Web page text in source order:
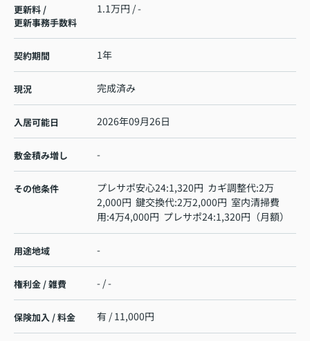
更新料 /
更新事務手数料
1.1万円 / -
契約期間 1年
現況 完成済み
入居可能日 2026年09月26日
敷金積み増し -
その他条件
プレサポ安心24:1,320円 カギ調整代:2万
2,000円 鍵交換代:2万2,000円 室内清掃費
用:4万4,000円 プレサポ24:1,320円（月額）
用途地域 -
権利金 / 雑費 - / -
保険加入 / 料金 有 / 11,000円